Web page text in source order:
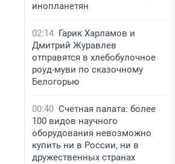
инопланетян
02:14 Гарик Харламов и
Дмитрий Журавлев
отправятся в хлебобулочное
роуд-муви по сказочному
Белогорью
00:40 Счетная палата: более
100 видов научного
оборудования невозможно
купить ни в России, ни в
дружественных странах